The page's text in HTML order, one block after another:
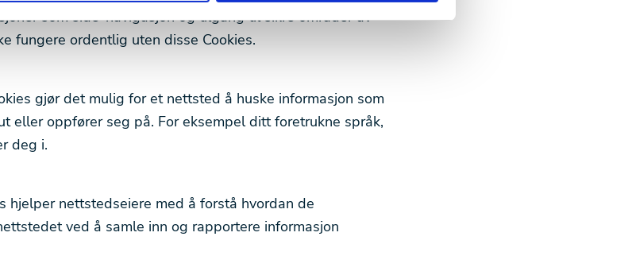
som side-navigasjon og tilgang til sikre områder av
fungere ordentlig uten disse Cookies.
gjør det mulig for et nettsted å huske informasjon som
eller oppfører seg på. For eksempel ditt foretrukne språk,
deg i.
hjelper nettstedseiere med å forstå hvordan de
ved å samle inn og rapportere informasjon